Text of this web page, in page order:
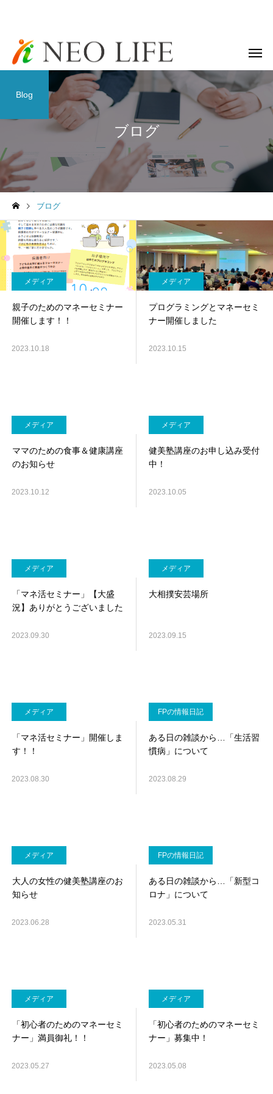
ブログ
Blog
ブログ
メディア
親子のためのマネーセミナー
開催します！！
2023.10.18
メディア
プログラミングとマネーセミ
ナー開催しました
2023.10.15
メディア
ママのための食事＆健康講座
のお知らせ
2023.10.12
メディア
健美塾講座のお申し込み受付
中！
2023.10.05
メディア
「マネ活セミナー」【大盛
況】ありがとうございました
2023.09.30
メディア
大相撲安芸場所
2023.09.15
メディア
「マネ活セミナー」開催しま
す！！
2023.08.30
FPの情報日記
ある日の雑談から…「生活習
慣病」について
2023.08.29
メディア
大人の女性の健美塾講座のお
知らせ
2023.06.28
FPの情報日記
ある日の雑談から…「新型コ
ロナ」について
2023.05.31
メディア
「初心者のためのマネーセミ
ナー」満員御礼！！
2023.05.27
メディア
「初心者のためのマネーセミ
ナー」募集中！
2023.05.08